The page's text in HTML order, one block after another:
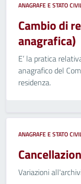
ANAGRAFE E STATO
Cambio di
anagrafica)
E’ la pratica
anagrafico del
residenza.
ANAGRAFE E STATO
Variazioni